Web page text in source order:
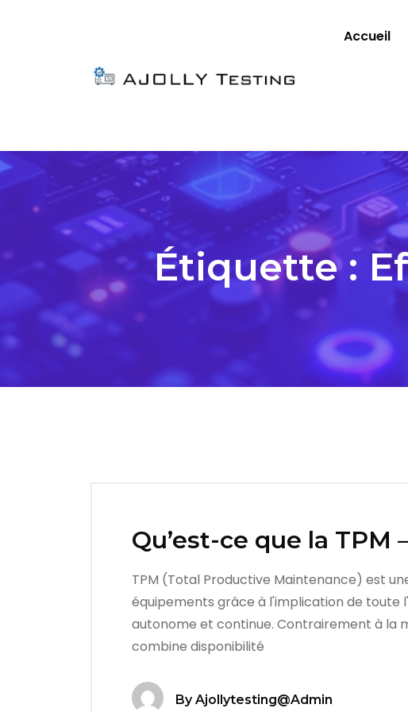
Accueil
Étiquette :
Qu’est-ce que la
TPM (Total Productive Maintenance) est
équipements grâce à l'implication de
autonome et continue. Contrairement à la
combine disponibilité
ByAjollytesting@admin